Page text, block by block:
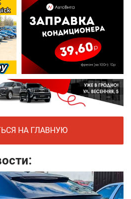
НА ГЛАВНУЮ